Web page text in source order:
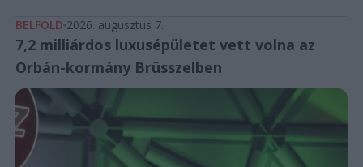
BELFÖLD 2026. augusztus 7.
7,2 milliárdos luxusépületet vett volna az
Orbán-kormány Brüsszelben